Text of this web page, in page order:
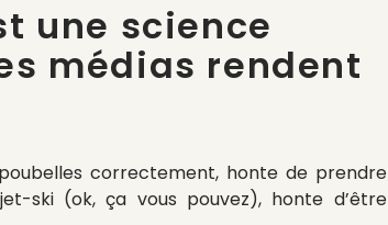
une science
médias rendent
correctement, honte de prendre
ski (ok, ça vous pouvez), honte d’être